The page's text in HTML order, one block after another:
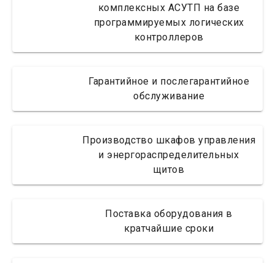
комплексных АСУТП на базе
программируемых логических
контроллеров
Гарантийное и послегарантийное
обслуживание
Производство шкафов управления
и энергораспределительных
щитов
Поставка оборудования в
кратчайшие сроки